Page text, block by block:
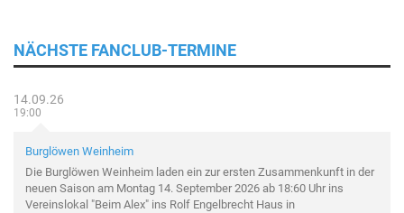
NÄCHSTE FANCLUB-TERMINE
14.09.26
19:00
Burglöwen Weinheim
Die Burglöwen Weinheim laden ein zur ersten Zusammenkunft in der
neuen Saison am Montag 14. September 2026 ab 18:60 Uhr ins
Vereinslokal "Beim Alex" ins Rolf Engelbrecht Haus in